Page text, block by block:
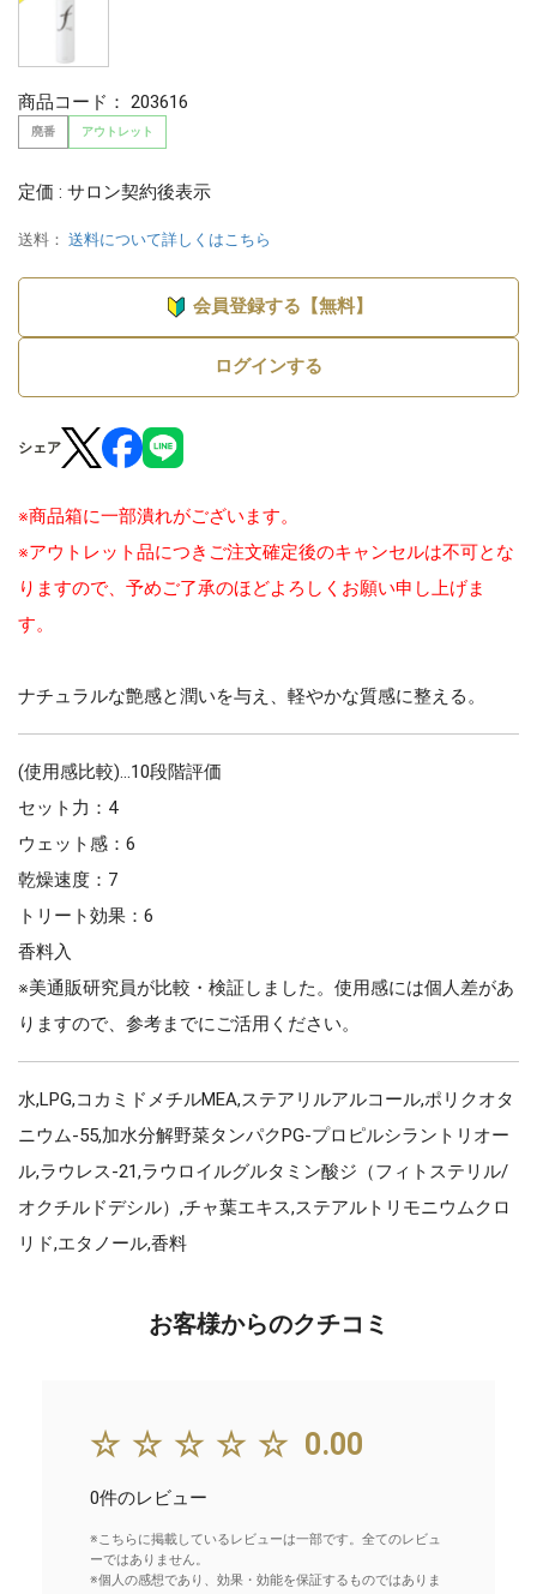
商品コード： 203616
廃番 アウトレット
定価 : サロン契約後表示
送料： 送料について詳しくはこちら
会員登録する【無料】
ログインする
シェア
※商品箱に一部潰れがございます。
※アウトレット品につきご注文確定後のキャンセルは不可とな
りますので、予めご了承のほどよろしくお願い申し上げま
す。
ナチュラルな艶感と潤いを与え、軽やかな質感に整える。
(使用感比較)…10段階評価
セット力：4
ウェット感：6
乾燥速度：7
トリート効果：6
香料入
※美通販研究員が比較・検証しました。使用感には個人差があ
りますので、参考までにご活用ください。
水,LPG,コカミドメチルMEA,ステアリルアルコール,ポリクオタ
ニウム-55,加水分解野菜タンパクPG-プロピルシラントリオー
ル,ラウレス-21,ラウロイルグルタミン酸ジ（フィトステリル/
オクチルドデシル）,チャ葉エキス,ステアルトリモニウムクロ
リド,エタノール,香料
お客様からのクチコミ
☆☆☆☆☆ 0.00
0件のレビュー
※こちらに掲載しているレビューは一部です。全てのレビュ
ーではありません。
※個人の感想であり、効果・効能を保証するものではありま